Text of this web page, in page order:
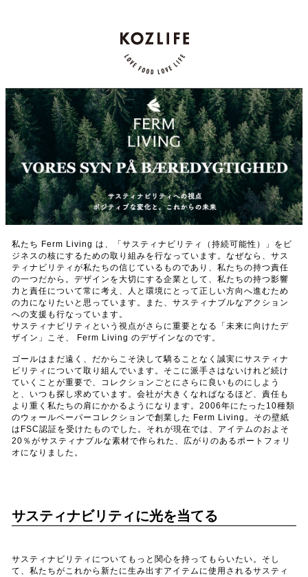
私たち Ferm Living は、「サスティナビリティ（持続可能性）」をビ
ジネスの核にするための取り組みを行なっています。なぜなら、サス
ティナビリティが私たちの信じているものであり、私たちの持つ責任
の一つだから。デザインを大切にする企業として、私たちの持つ影響
力と責任について常に考え、人と環境にとって正しい方向へ進むため
の力になりたいと思っています。また、サスティナブルなアクション
への支援も行なっています。
サスティナビリティという視点がさらに重要となる「未来に向けたデ
ザイン」こそ、 Ferm Living のデザインなのです。
ゴールはまだ遠く、だからこそ決して驕ることなく誠実にサスティナ
ビリティについて取り組んでいます。そこに派手さはないけれど続け
ていくことが重要で、コレクションごとにさらに良いものにしよう
と、いつも探し求めています。会社が大きくなればなるほど、責任も
より重く私たちの肩にかかるようになります。2006年にたった10種類
のウォールペーパーコレクションで創業した Ferm Living。その壁紙
はFSC認証を受けたものでした。それが現在では、アイテムのおよそ
20％がサスティナブルな素材で作られた、広がりのあるポートフォリ
オになりました。
サスティナビリティに光を当てる
サスティナビリティについてもっと関心を持ってもらいたい。そし
て、私たちがこれから新たに生み出すアイテムに使用されるサスティ